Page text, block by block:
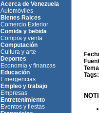
Acerca de Venezuela
Automóviles
Bienes Raices
Comercio Exterior
Comida y bebida
Compra y venta
Computación
Cultura y arte
Deportes
Economía y finanzas
Educación
Emergencias
Empleo y trabajo
Empresas
Entretenimiento
Eventos y fiestas
Tags: